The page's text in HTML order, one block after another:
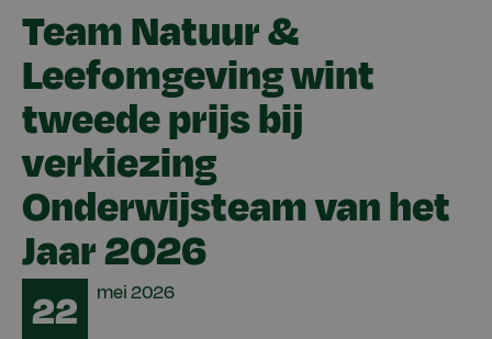
Team Natuur &
Leefomgeving wint
tweede prijs bij
verkiezing
Onderwijsteam van het
Jaar 2026
22 mei2026